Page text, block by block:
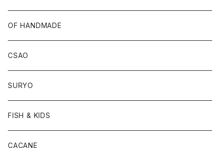
OF HANDMADE
CSAO
SURYO
FISH & KIDS
CACANE